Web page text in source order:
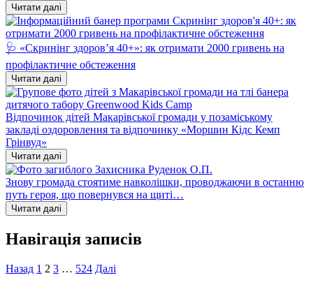
Читати далі
🩺 «Скринінг здоров’я 40+»: як отримати 2000 гривень на
профілактичне обстеження
Читати далі
Відпочинок дітей Макарівської громади у позаміському
закладі оздоровлення та відпочинку «Моршин Кідс Кемп
Грінвуд»
Читати далі
Знову громада стоятиме навколішки, проводжаючи в останню
путь героя, що повернувся на щиті…
Читати далі
Навігація записів
Назад 1 2 3 … 524 Далі